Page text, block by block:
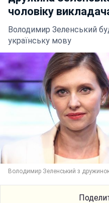
чоловіку
Володимир Зеленський
українську мову
Володимир Зеленський з